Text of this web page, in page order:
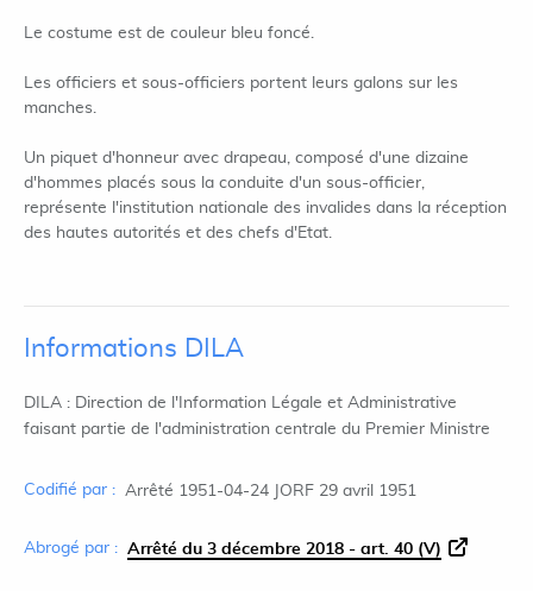
Le costume est de couleur bleu foncé.
Les officiers et sous-officiers portent leurs galons sur les
manches.
Un piquet d'honneur avec drapeau, composé d'une dizaine
d'hommes placés sous la conduite d'un sous-officier,
représente l'institution nationale des invalides dans la réception
des hautes autorités et des chefs d'Etat.
Informations DILA
DILA : Direction de l'Information Légale et Administrative
faisant partie de l'administration centrale du Premier Ministre
Codifié par : Arrêté 1951-04-24 JORF 29 avril 1951
Abrogé par : Arrêté du 3 décembre 2018 - art. 40 (V)